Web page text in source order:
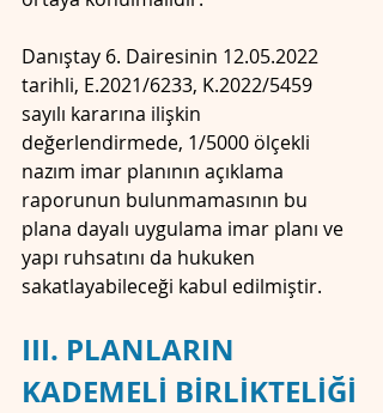
Danıştay 6. Dairesinin 12.05.2022
tarihli, E.2021/6233, K.2022/5459
sayılı kararına ilişkin
değerlendirmede, 1/5000 ölçekli
nazım imar planının açıklama
raporunun bulunmamasının bu
plana dayalı uygulama imar planı ve
yapı ruhsatını da hukuken
sakatlayabileceği kabul edilmiştir.
III. PLANLARIN
KADEMELİ BİRLİKTELİĞİ